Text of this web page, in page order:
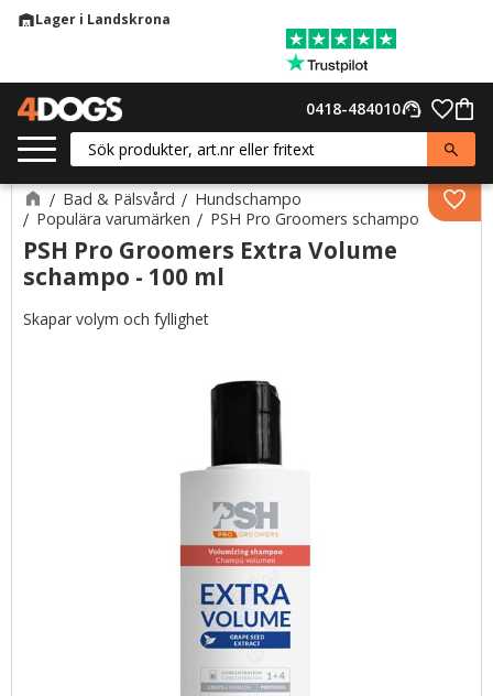
warehouseLager i Landskrona
support_agent
0418-484010
Bad & Pälsvård
Hundschampo
Populära varumärken
PSH Pro Groomers schampo
PSH Pro Groomers Extra Volume
schampo - 100 ml
Skapar volym och fyllighet